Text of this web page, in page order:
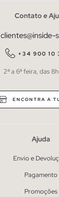
Contato e
clientes@inside-
+34 900 10
2ª a 6ª feira, das 8h
ENCONTRA A
Ajuda
Envio e
Pagamento
Promoções